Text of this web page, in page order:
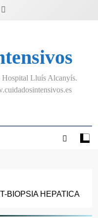
Hospital Lluís Alcanyís.
BIOPSIA HEPATICA